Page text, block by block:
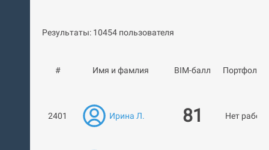
Результаты: 10454 пользователя
# Имя и фамлия BIM-балл Портфолио
2401 Ирина Л. 81 Нет работ